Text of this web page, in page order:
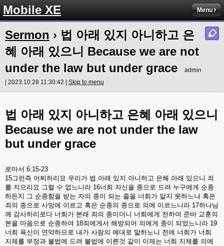
Mobile XE Menu
Sermon › 법 아래 있지 아니하고 은
혜 아래 있으니 Because we are not
under the law but under grace
admin
| 2023.10.28 11:30:42 | Skip to menu
법 아래 있지 아니하고 은혜 아래 있으니
Because we are not under the law
but under grace
로마서 6:15-23
15그런즉 어찌하리요 우리가 법 아래 있지 아니하고 은혜 아래 있으니 죄
를 지으리요 그럴 수 없느니라 16너희 자신을 종으로 드려 누구에게 순종
하든지 그 순종함을 받는 자의 종이 되는 줄을 너희가 알지 못하느냐 혹은
죄의 종으로 사망에 이르고 혹은 순종의 종으로 의에 이르느니라 17하나님
께 감사하리로다 너희가 본래 죄의 종이더니 너희에게 전하여 준바 교훈의
본을 마음으로 순종하여 18죄에게서 해방되어 의에게 종이 되었느니라 19
너희 육신이 연약하므로 내가 사람의 예대로 말하노니 전에 너희가 너희
지체를 부정과 불법에 드려 불법에 이른것 같이 이제는 너희 지체를 의에